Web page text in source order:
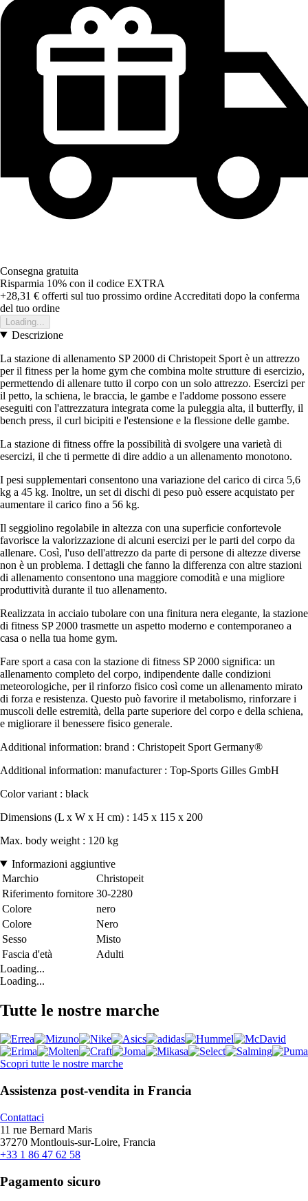
Consegna gratuita
Risparmia 10% con il codice EXTRA
+28,31 € offerti sul tuo prossimo ordine Accreditati dopo la conferma
del tuo ordine
Loading...
Descrizione
La stazione di allenamento SP 2000 di Christopeit Sport è un attrezzo
per il fitness per la home gym che combina molte strutture di esercizio,
permettendo di allenare tutto il corpo con un solo attrezzo. Esercizi per
il petto, la schiena, le braccia, le gambe e l'addome possono essere
eseguiti con l'attrezzatura integrata come la puleggia alta, il butterfly, il
bench press, il curl bicipiti e l'estensione e la flessione delle gambe.
La stazione di fitness offre la possibilità di svolgere una varietà di
esercizi, il che ti permette di dire addio a un allenamento monotono.
I pesi supplementari consentono una variazione del carico di circa 5,6
kg a 45 kg. Inoltre, un set di dischi di peso può essere acquistato per
aumentare il carico fino a 56 kg.
Il seggiolino regolabile in altezza con una superficie confortevole
favorisce la valorizzazione di alcuni esercizi per le parti del corpo da
allenare. Così, l'uso dell'attrezzo da parte di persone di altezze diverse
non è un problema. I dettagli che fanno la differenza con altre stazioni
di allenamento consentono una maggiore comodità e una migliore
produttività durante il tuo allenamento.
Realizzata in acciaio tubolare con una finitura nera elegante, la stazione
di fitness SP 2000 trasmette un aspetto moderno e contemporaneo a
casa o nella tua home gym.
Fare sport a casa con la stazione di fitness SP 2000 significa: un
allenamento completo del corpo, indipendente dalle condizioni
meteorologiche, per il rinforzo fisico così come un allenamento mirato
di forza e resistenza. Questo può favorire il metabolismo, rinforzare i
muscoli delle estremità, della parte superiore del corpo e della schiena,
e migliorare il benessere fisico generale.
Additional information: brand : Christopeit Sport Germany®
Additional information: manufacturer : Top-Sports Gilles GmbH
Color variant : black
Dimensions (L x W x H cm) : 145 x 115 x 200
Max. body weight : 120 kg
Informazioni aggiuntive
Marchio
Christopeit
Riferimento fornitore 30-2280
Colore
nero
Colore
Nero
Sesso
Misto
Fascia d'età
Adulti
Loading...
Loading...
Tutte le nostre marche
Scopri tutte le nostre marche
Assistenza post-vendita in Francia
Contattaci
11 rue Bernard Maris
37270 Montlouis-sur-Loire, Francia
+33 1 86 47 62 58
Pagamento sicuro